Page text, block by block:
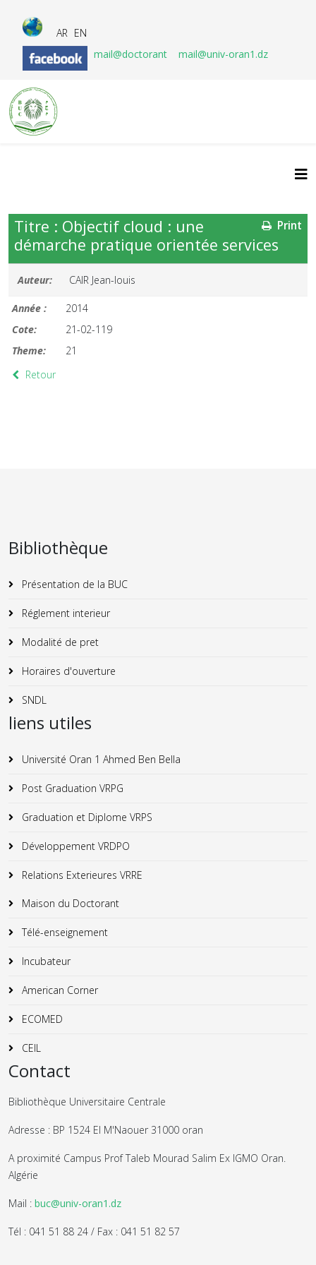
AR EN
mail@doctorant
mail@univ-oran1.dz
Print
Titre : Objectif cloud : une
démarche pratique orientée services
Auteur: CAIR Jean-louis
Année :
2014
Cote:
21-02-119
Theme:
21
Retour
Bibliothèque
Présentation de la BUC
Réglement interieur
Modalité de pret
Horaires d'ouverture
SNDL
liens utiles
Université Oran 1 Ahmed Ben Bella
Post Graduation VRPG
Graduation et Diplome VRPS
Développement VRDPO
Relations Exterieures VRRE
Maison du Doctorant
Télé-enseignement
Incubateur
American Corner
ECOMED
CEIL
Contact
Bibliothèque Universitaire Centrale
Adresse : BP 1524 El M'Naouer 31000 oran
A proximité Campus Prof Taleb Mourad Salim Ex IGMO Oran.
Algérie
Mail : buc@univ-oran1.dz
Tél : 041 51 88 24 / Fax : 041 51 82 57